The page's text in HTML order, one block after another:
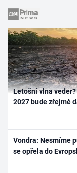
Letošní vlna
2027 bude zřejmě
Vondra: Nesmíme
se opřela do